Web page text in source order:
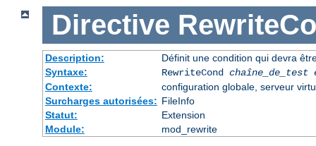
Directive
Description:
Définit une condition qui devra
Syntaxe:
RewriteCond chaîne_de_test
Contexte:
configuration globale, serveur
Surcharges autorisées: FileInfo
Statut:
Extension
Module:
mod_rewrite